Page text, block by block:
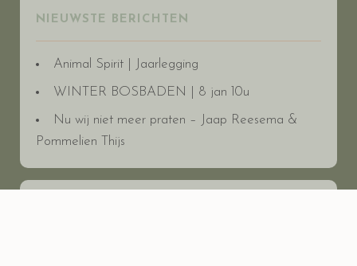
NIEUWSTE BERICHTEN
Animal Spirit | Jaarlegging
WINTER BOSBADEN | 8 jan 10u
Nu wij niet meer praten – Jaap Reesema &
Pommelien Thijs